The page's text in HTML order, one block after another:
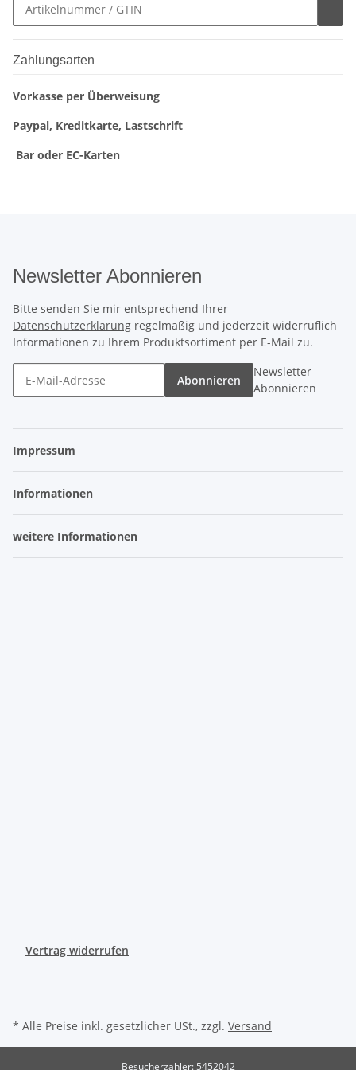
Zahlungsarten
Vorkasse per Überweisung
Paypal, Kreditkarte, Lastschrift
Bar oder EC-Karten
Newsletter Abonnieren
Bitte senden Sie mir entsprechend Ihrer
Datenschutzerklärung regelmäßig und jederzeit widerruflich
Informationen zu Ihrem Produktsortiment per E-Mail zu.
Abonnieren
Newsletter
Abonnieren
Impressum
Informationen
weitere Informationen
Vertrag widerrufen
* Alle Preise inkl. gesetzlicher USt., zzgl. Versand
Besucherzähler: 5452042